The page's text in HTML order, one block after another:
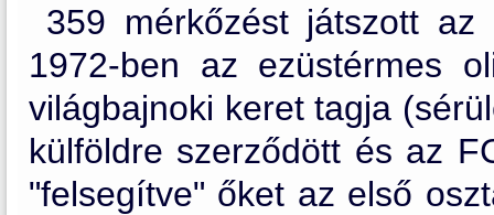
359 mérkőzést játszott
1972-ben az ezüstérmes
világbajnoki keret tagja
külföldre szerződött és az
"felsegítve" őket az első